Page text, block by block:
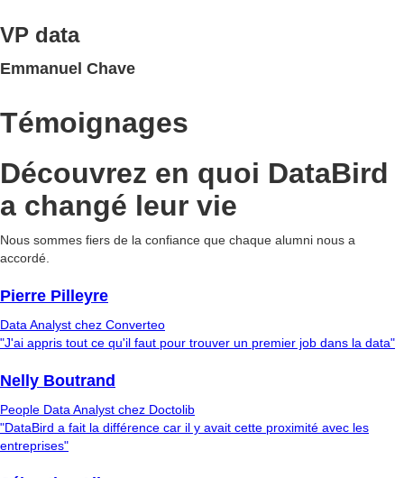
VP data
Emmanuel Chave
Témoignages
Découvrez en quoi DataBird
a changé leur vie
Nous sommes fiers de la confiance que chaque alumni nous a
accordé.
Pierre Pilleyre
Data Analyst chez Converteo
"J'ai appris tout ce qu'il faut pour trouver un premier job dans la data"
Nelly Boutrand
People Data Analyst chez Doctolib
"DataBird a fait la différence car il y avait cette proximité avec les
entreprises"